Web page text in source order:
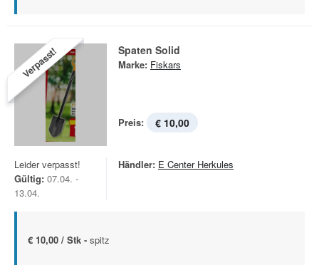
Verpasst! Spaten Solid
Marke: Fiskars
Preis: € 10,00
Leider verpasst!
Gültig: 07.04. -
13.04.
Händler: E Center Herkules
€ 10,00 / Stk - spitz